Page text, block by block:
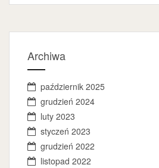
Archiwa
październik 2025
grudzień 2024
luty 2023
styczeń 2023
grudzień 2022
listopad 2022